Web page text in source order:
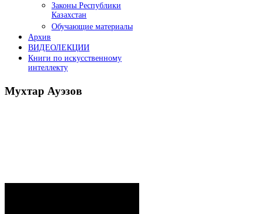
Законы Республики
Казахстан
Обучающие материалы
Архив
ВИДЕОЛЕКЦИИ
Книги по искусственному
интеллекту
Мухтар Ауэзов